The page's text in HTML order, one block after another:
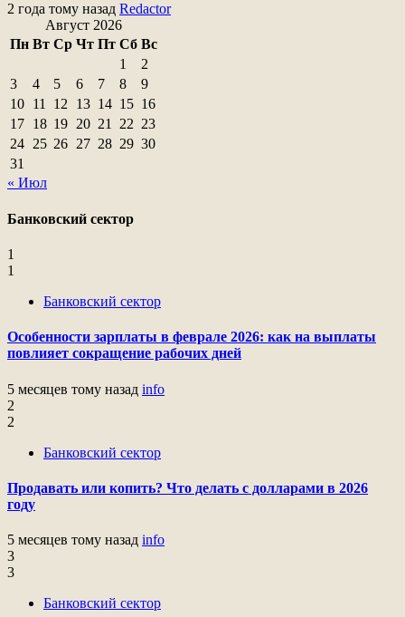
2 года тому назад Redactor
Август 2026
Пн Вт Ср Чт Пт Сб Вс
1
2
3
4 5 6 7 8
9
10 11 12 13 14 15 16
17 18 19 20 21 22 23
24 25 26 27 28 29 30
31
« Июл
Банковский сектор
1
1
Банковский сектор
Особенности зарплаты в феврале 2026: как на выплаты
повлияет сокращение рабочих дней
5 месяцев тому назад info
2
2
Банковский сектор
Продавать или копить? Что делать с долларами в 2026
году
5 месяцев тому назад info
3
3
Банковский сектор